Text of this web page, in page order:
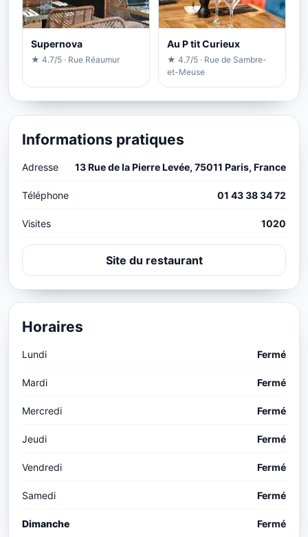
Supernova
★ 4.7/5 · Rue Réaumur
Au P tit Curieux
★ 4.7/5 · Rue de Sambre-
et-Meuse
Informations pratiques
Adresse 13 Rue de la Pierre Levée, 75011 Paris, France
Téléphone 01 43 38 34 72
Visites 1020
Site du restaurant
Horaires
Lundi Fermé
Mardi Fermé
Mercredi Fermé
Jeudi Fermé
Vendredi Fermé
Samedi Fermé
Dimanche Fermé